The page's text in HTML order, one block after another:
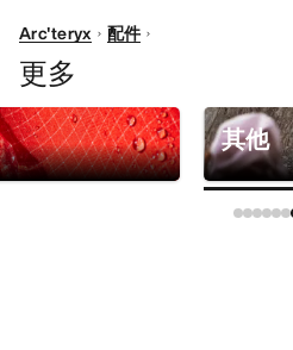
选购女士
无理由退换货
改变主意了？ 30天内购买的符
开始免费退货。
女士
男士
鞋履
发现
Arc'teryx 配件
更多
其他